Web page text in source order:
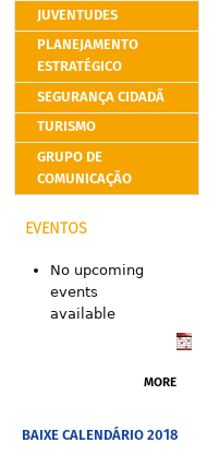
JUVENTUDES
PLANEJAMENTO
ESTRATÉGICO
SEGURANÇA CIDADÃ
TURISMO
GRUPO DE
COMUNICAÇÃO
EVENTOS
No upcoming
events
available
MORE
BAIXE CALENDÁRIO 2018